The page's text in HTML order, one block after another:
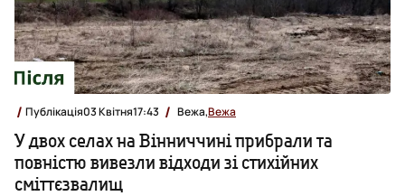
Публікація03 Квітня17:43 Вежа,Вежа
У двох селах на Вінниччині прибрали та
повністю вивезли відходи зі стихійних
сміттєзвалищ